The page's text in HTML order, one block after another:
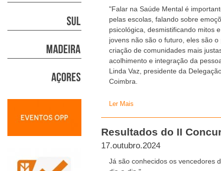
"Falar na Saúde Mental é
pelas escolas, falando sobre
psicológica, desmistificando mitos
jovens não são o futuro, eles são
criação de comunidades mais
acolhimento e integração da
Linda Vaz, presidente da
Coimbra.
Ler Mais
Resultados do II
17.outubro.2024
Já são conhecidos os vencedores